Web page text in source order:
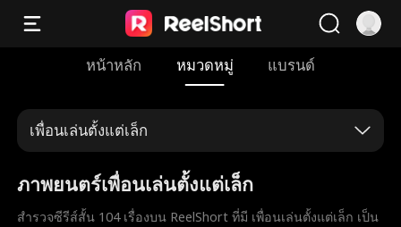
หน้าหลัก หมวดหมู่ แบรนด์
เพื่อนเล่นตั้งแต่เล็ก
ภาพยนตร์เพื่อนเล่นตั้งแต่เล็ก
สำรวจซีรีส์สั้น 104 เรื่องบน ReelShort ที่มี เพื่อนเล่นตั้งแต่เล็ก เป็น